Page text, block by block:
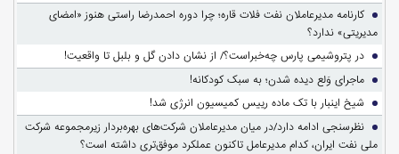
کارنامه مدیرعاملان نفت فلات قاره؛ چرا دوره احمدرضا راستی هنوز «امضای
مدیریتی» ندارد؟
در پتروشیمی پارس چه‌خبراست؟/ از نشان دادن گل و بلبل تا واقعیت!
ماجرای وَلع دیده شدن؛ به سبک کودکانه!
شیخ اینبار با تک ماده رییس کمیسیون انرژی شد!
نظرسنجی ادامه دارد/در میان مدیرعاملان شرکت‌های بهره‌بردار زیرمجموعه شرکت
ملی نفت ایران، کدام مدیرعامل تاکنون عملکرد موفق‌تری داشته است؟